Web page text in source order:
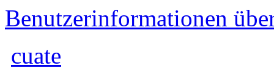
Benutzerinformationen
cuate